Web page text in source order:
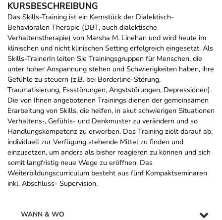
KURSBESCHREIBUNG
Das Skills-Training ist ein Kernstück der Dialektisch-
Behavioralen Therapie (DBT, auch dialektische
Verhaltenstherapie) von Marsha M. Linehan und wird heute im
klinischen und nicht klinischen Setting erfolgreich eingesetzt. Als
Skills-TrainerIn leiten Sie Trainingsgruppen für Menschen, die
unter hoher Anspannung stehen und Schwierigkeiten haben, ihre
Gefühle zu steuern (z.B. bei Borderline-Störung,
Traumatisierung, Essstörungen, Angststörungen, Depressionen).
Die von Ihnen angebotenen Trainings dienen der gemeinsamen
Erarbeitung von Skills, die helfen, in akut schwierigen Situationen
Verhaltens-, Gefühls- und Denkmuster zu verändern und so
Handlungskompetenz zu erwerben. Das Training zielt darauf ab,
individuell zur Verfügung stehende Mittel zu finden und
einzusetzen, um anders als bisher reagieren zu können und sich
somit langfristig neue Wege zu eröffnen. Das
Weiterbildungscurriculum besteht aus fünf Kompaktseminaren
inkl. Abschluss- Supervision.
WANN & WO